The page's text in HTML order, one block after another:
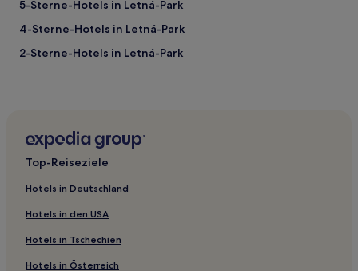
5-Sterne-Hotels in Letná-Park
4-Sterne-Hotels in Letná-Park
2-Sterne-Hotels in Letná-Park
5-Sterne-Hotels in Nový Svět
3-Sterne-Hotels in Nový Svět
Ferienwohnungen in Letná-Park
Ferienwohnungen in Children’s Island
Aparthotels in Prag 1
Top-Reiseziele
Hotels in Deutschland
Hotels in den USA
Hotels in Tschechien
Hotels in Österreich